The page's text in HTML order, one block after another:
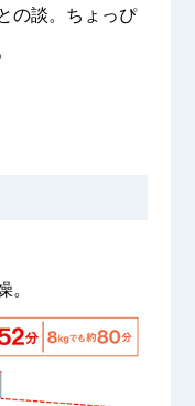
の談。ちょっぴ
。